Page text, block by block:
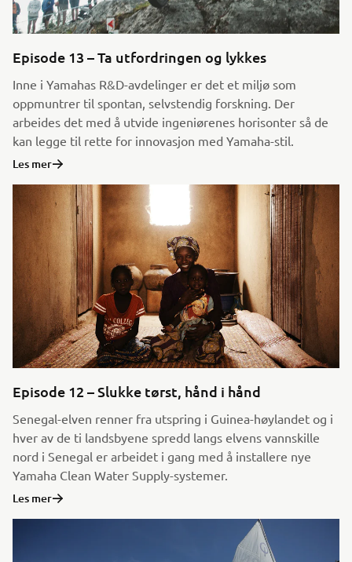
Episode 13 – Ta utfordringen og lykkes
Inne i Yamahas R&D-avdelinger er det et miljø som
oppmuntrer til spontan, selvstendig forskning. Der
arbeides det med å utvide ingeniørenes horisonter så de
kan legge til rette for innovasjon med Yamaha-stil.
Les mer
Episode 12 – Slukke tørst, hånd i hånd
Senegal-elven renner fra utspring i Guinea-høylandet og i
hver av de ti landsbyene spredd langs elvens vannskille
nord i Senegal er arbeidet i gang med å installere nye
Yamaha Clean Water Supply-systemer.
Les mer